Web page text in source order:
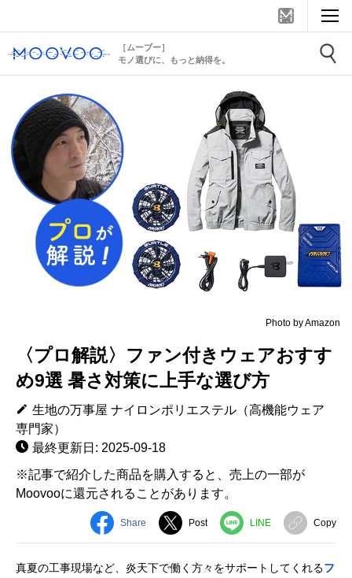
［ムーブー］
モノ選びに、もっと納得を。
Photo by Amazon
〈プロ解説〉ファン付きウェアおすす
め9選 暑さ対策に上手な選び方
生地の万事屋 ナイロンポリエステル（高機能ウェア
専門家）
最終更新日: 2025-09-18
※記事で紹介した商品を購入すると、売上の一部が
Moovooに還元されることがあります。
Share Post LINE Copy
真夏の工事現場など、炎天下で働く方々をサポートしてくれるフ